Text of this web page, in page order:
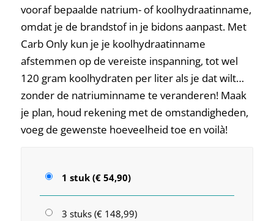
vooraf bepaalde natrium- of koolhydraatinname,
omdat je de brandstof in je bidons aanpast. Met
Carb Only kun je je koolhydraatinname
afstemmen op de vereiste inspanning, tot wel
120 gram koolhydraten per liter als je dat wilt…
zonder de natriuminname te veranderen! Maak
je plan, houd rekening met de omstandigheden,
voeg de gewenste hoeveelheid toe en voilà!
1 stuk (€ 54,90)
3 stuks (€ 148,99)